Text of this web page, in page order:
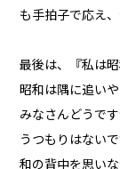
も手拍子で応え
最後は、『私は
昭和は隅に追い
みなさんどうで
うつもりはない
和の背中を思い